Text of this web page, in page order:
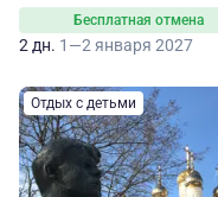
Бесплатная отмена
2 дн. 1—2 января 2027
Отдых с детьми